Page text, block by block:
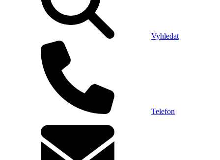
Vyhledat
Telefon